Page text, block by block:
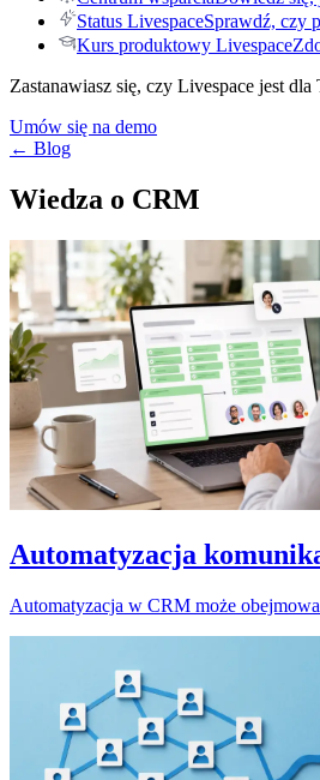
Status LivespaceSprawdź, czy
Kurs produktowy Livespace
Zastanawiasz się, czy Livespace jest
Umów się na demo
← Blog
Wiedza o CRM
Automatyzacja
Automatyzacja w CRM może